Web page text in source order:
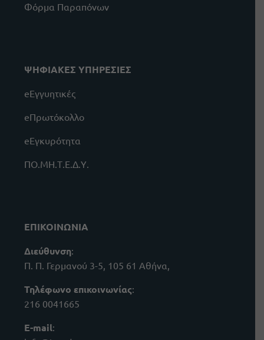
Φόρμα Παραπόνων
ΨΗΦΙΑΚΕΣ ΥΠΗΡΕΣΙΕΣ
eΕγγυητικές
eΠρωτόκολλο
eΕγκυρότητα
ΠΟ.ΜΗ.Τ.Ε.Δ.Υ.
ΕΠΙΚΟΙΝΩΝΙΑ
Διεύθυνση:
Π. Π. Γερμανού 3-5, 105 61 Αθήνα,
Τηλέφωνο επικοινωνίας:
216 0041665
E-mail: